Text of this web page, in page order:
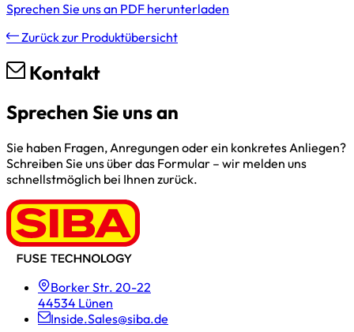
Sprechen Sie uns an PDF herunterladen
Zurück zur Produktübersicht
Kontakt
Sprechen Sie uns an
Sie haben Fragen, Anregungen oder ein konkretes Anliegen?
Schreiben Sie uns über das Formular – wir melden uns
schnellstmöglich bei Ihnen zurück.
Borker Str. 20-22
44534 Lünen
Inside.Sales@siba.de